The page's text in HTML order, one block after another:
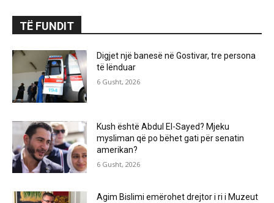
TË FUNDIT
Digjet një banesë në Gostivar, tre persona
të lënduar
6 Gusht, 2026
Kush është Abdul El-Sayed? Mjeku
mysliman që po bëhet gati për senatin
amerikan?
6 Gusht, 2026
Agim Bislimi emërohet drejtor i ri i Muzeut